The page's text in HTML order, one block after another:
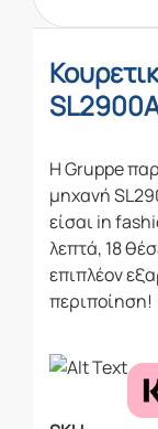
Η Gruppe
μηχανή
είσαι in
λεπτά, 18
επιπλέον
περιποίηση!